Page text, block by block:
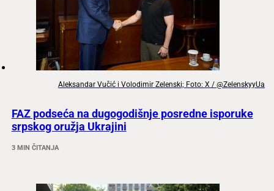
Aleksandar Vučić i Volodimir Zelenski; Foto: X / @ZelenskyyUa
FAZ podseća na dugogodišnje posredne isporuke
srpskog oružja Ukrajini
3 MIN ČITANJA